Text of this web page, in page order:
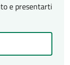
e presentarti